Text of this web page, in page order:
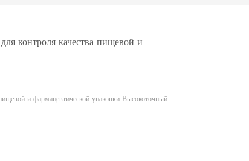
контроля качества пищевой и
и фармацевтической упаковки Высокоточный